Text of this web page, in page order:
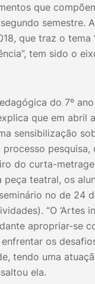
que
semestre.
que traz o tema
tem sido o
do 7º
que em abril
sensibilização
pesquisa,
do curta-
peça teatral, os
no de 24
“O ‘Artes
apropriar-se
os
tendo uma
ela.